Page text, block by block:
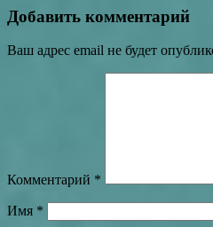
Добавить комментарий
Ваш адрес email не будет
Комментарий *
Имя *